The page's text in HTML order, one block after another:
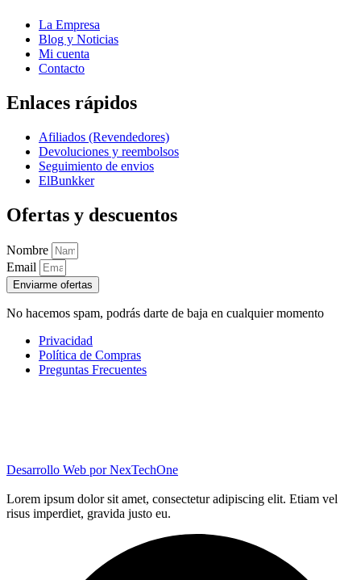
La Empresa
Blog y Noticias
Mi cuenta
Contacto
Enlaces rápidos
Afiliados (Revendedores)
Devoluciones y reembolsos
Seguimiento de envios
ElBunkker
Ofertas y descuentos
Nombre
Email
Enviarme ofertas
No hacemos spam, podrás darte de baja en cualquier momento
Privacidad
Política de Compras
Preguntas Frecuentes
Desarrollo Web porNexTechOne
Lorem ipsum dolor sit amet, consectetur adipiscing elit. Etiam vel
risus imperdiet, gravida justo eu.